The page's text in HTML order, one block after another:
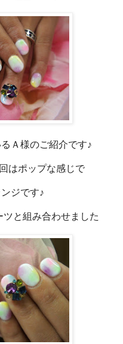
Ａ様のご紹介です♪
はポップな感じで
ジです♪
と組み合わせました